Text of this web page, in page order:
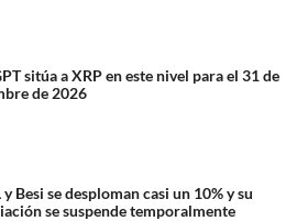
sitúa a XRP en este nivel para el 31 de
de 2026
Besi se desploman casi un 10% y su
se suspende temporalmente